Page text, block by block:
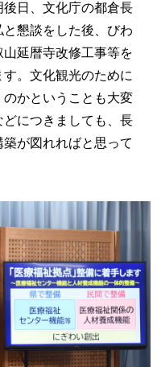
日、文化庁の都倉長
懇談をした後、びわ
延暦寺改修工事等を
。文化観光のために
かということも大変
につきましても、長
が図れればと思って